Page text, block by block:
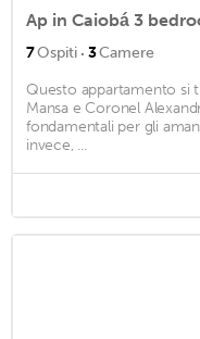
Ap in Caiobá 3
7Ospiti · 3Camere
Questo appartamento si
Mansa e Coronel
fondamentali per gli
invece, ...